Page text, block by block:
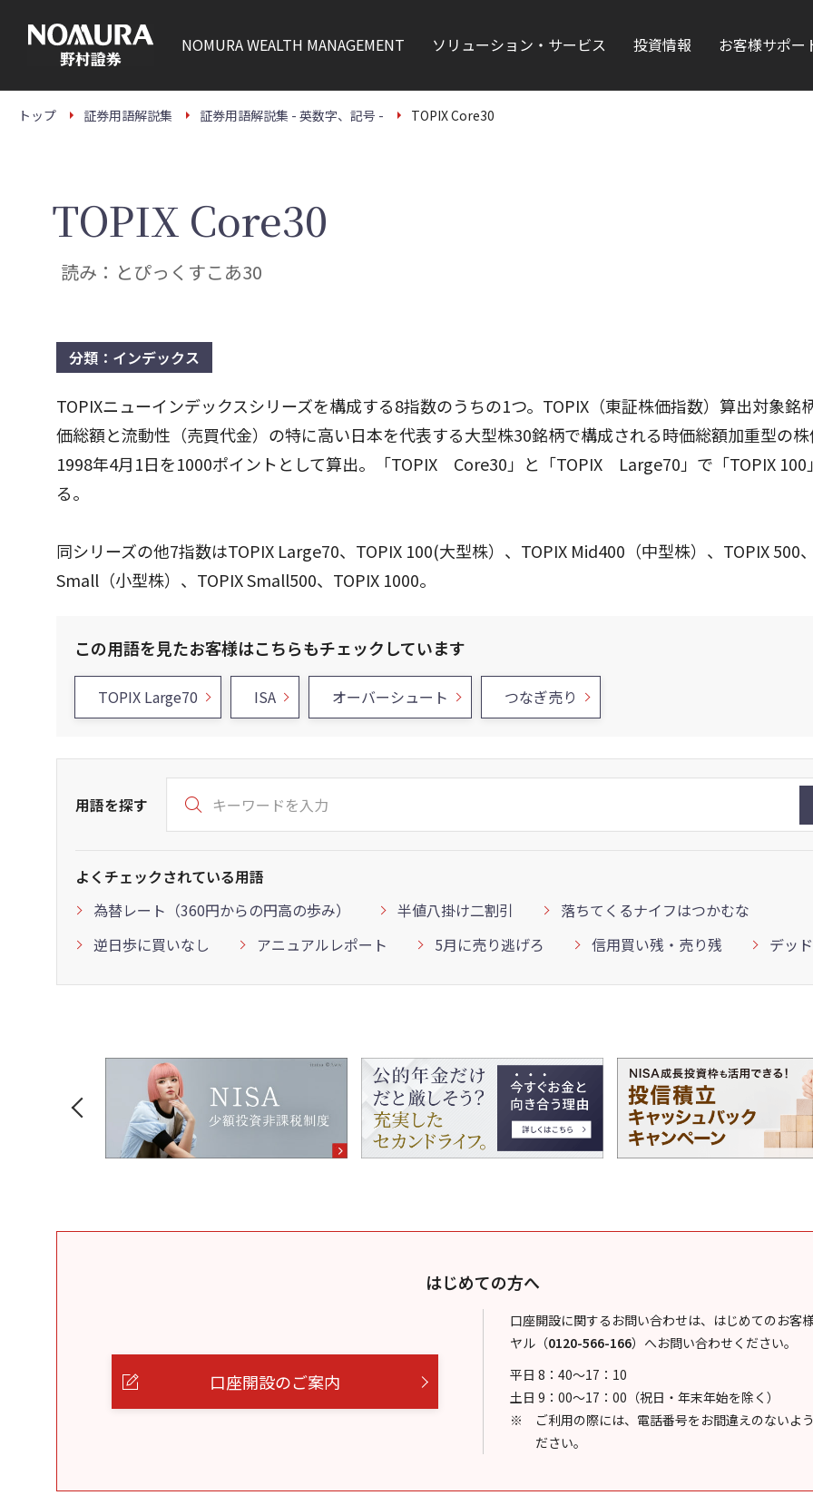
本
NOMURAWEALTH MANAGEMENT ソリューション・サービス 投資情報 お客様サポー
トップ 証券用語解説集 証券用語解説集 - 英数字、記号 - TOPIX Core30
TOPIX Core30
読み：とぴっくすこあ30
分類：インデックス
TOPIXニューインデックスシリーズを構成する8指数のうちの1つ。TOPIX（東証株価指数）算出対象銘
価総額と流動性（売買代金）の特に高い日本を代表する大型株30銘柄で構成される時価総額加重型の株
1998年4月1日を1000ポイントとして算出。「TOPIX Core30」と「TOPIX Large70」で「TOPIX 100
る。
同シリーズの他7指数はTOPIX Large70、TOPIX 100(大型株）、TOPIX Mid400（中型株）、TOPIX 500
Small（小型株）、TOPIX Small500、TOPIX 1000。
この用語を見たお客様はこちらもチェックしています
TOPIX Large70 ISA オーバーシュート つなぎ売り
用語を探す
よくチェックされている用語
為替レート（360円からの円高の歩み）
半値八掛け二割引
落ちてくるナイフはつかむな
逆日歩に買いなし
アニュアルレポート 5月に売り逃げろ 信用買い残・売り残 デッ
はじめての方へ
口座開設のご案内
口座開設に関するお問い合わせは、はじめてのお客
ヤル （0120-566-166） へお問い合わせください。
平日 8：40～17：10
土日 9：00～17：00（祝日・年末年始を除く）
ご利用の際には、電話番号をお間違えのないよ
ださい。